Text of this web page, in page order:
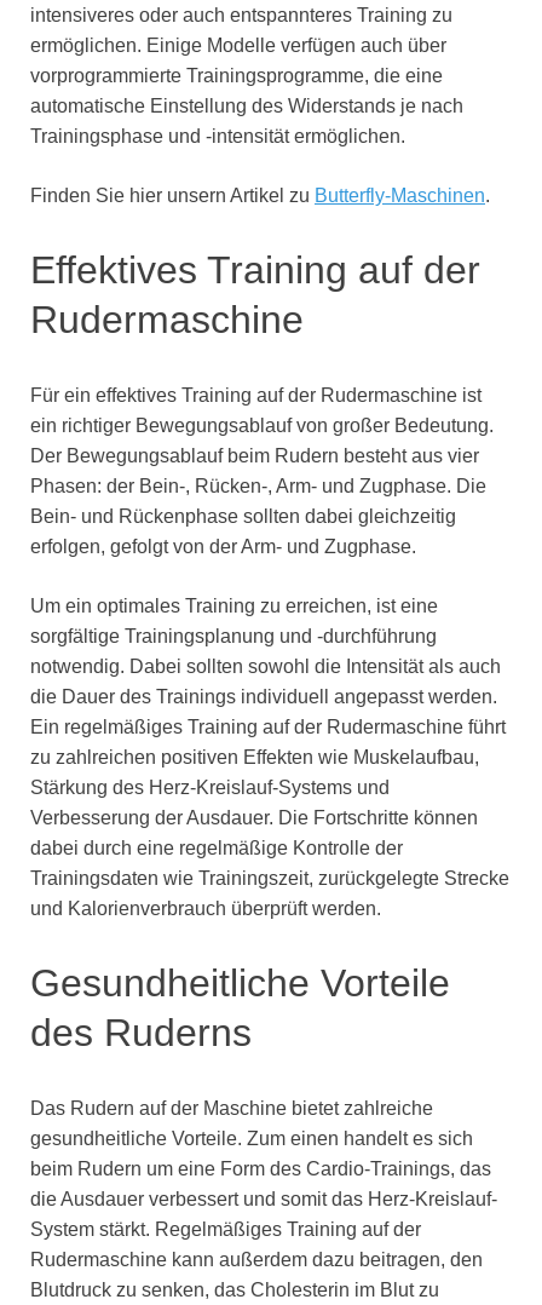
intensiveres oder auch entspannteres Training zu
ermöglichen. Einige Modelle verfügen auch über
vorprogrammierte Trainingsprogramme, die eine
automatische Einstellung des Widerstands je nach
Trainingsphase und -intensität ermöglichen.
Finden Sie hier unsern Artikel zu Butterfly-Maschinen.
Effektives Training auf der
Rudermaschine
Für ein effektives Training auf der Rudermaschine ist
ein richtiger Bewegungsablauf von großer Bedeutung.
Der Bewegungsablauf beim Rudern besteht aus vier
Phasen: der Bein-, Rücken-, Arm- und Zugphase. Die
Bein- und Rückenphase sollten dabei gleichzeitig
erfolgen, gefolgt von der Arm- und Zugphase.
Um ein optimales Training zu erreichen, ist eine
sorgfältige Trainingsplanung und -durchführung
notwendig. Dabei sollten sowohl die Intensität als auch
die Dauer des Trainings individuell angepasst werden.
Ein regelmäßiges Training auf der Rudermaschine führt
zu zahlreichen positiven Effekten wie Muskelaufbau,
Stärkung des Herz-Kreislauf-Systems und
Verbesserung der Ausdauer. Die Fortschritte können
dabei durch eine regelmäßige Kontrolle der
Trainingsdaten wie Trainingszeit, zurückgelegte Strecke
und Kalorienverbrauch überprüft werden.
Gesundheitliche Vorteile
des Ruderns
Das Rudern auf der Maschine bietet zahlreiche
gesundheitliche Vorteile. Zum einen handelt es sich
beim Rudern um eine Form des Cardio-Trainings, das
die Ausdauer verbessert und somit das Herz-Kreislauf-
System stärkt. Regelmäßiges Training auf der
Rudermaschine kann außerdem dazu beitragen, den
Blutdruck zu senken, das Cholesterin im Blut zu